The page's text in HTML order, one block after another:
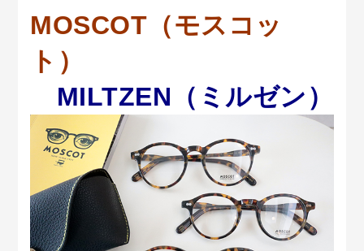
MOSCOT（モスコッ
ト）
MILTZEN（ミルゼン）